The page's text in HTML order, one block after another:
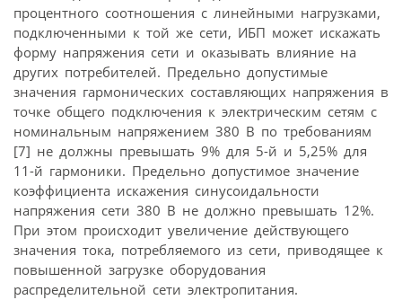
процентного соотношения с линейными нагрузками,
подключенными к той же сети, ИБП может искажать
форму напряжения сети и оказывать влияние на
других потребителей. Предельно допустимые
значения гармонических составляющих напряжения в
точке общего подключения к электрическим сетям с
номинальным напряжением 380 В по требованиям
[7] не должны превышать 9% для 5-й и 5,25% для
11-й гармоники. Предельно допустимое значение
коэффициента искажения синусоидальности
напряжения сети 380 В не должно превышать 12%.
При этом происходит увеличение действующего
значения тока, потребляемого из сети, приводящее к
повышенной загрузке оборудования
распределительной сети электропитания.